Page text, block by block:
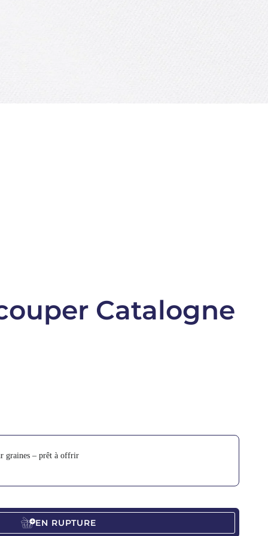
Catalogne
to navigate through product add-ons, or scroll horizontally to view
graines – prêt à offrir
EN RUPTURE